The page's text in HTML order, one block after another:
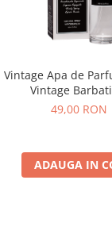
Vintage Apa de
Vintage
49,00 RON
ADAUGA IN